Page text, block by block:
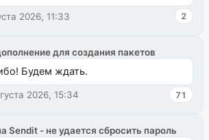
2026, 11:33 2
для создания пакетов
Будем ждать.
2026, 15:34 71
Sendit - не удается сбросить пароль